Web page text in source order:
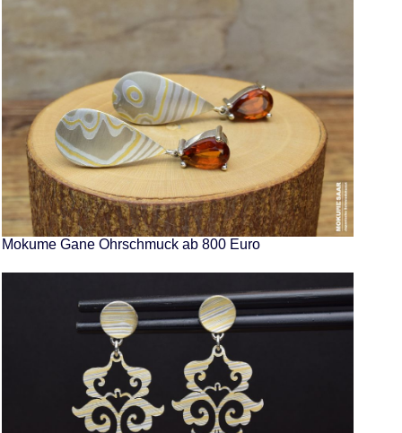
Mokume Gane Ohrschmuck ab 800 Euro